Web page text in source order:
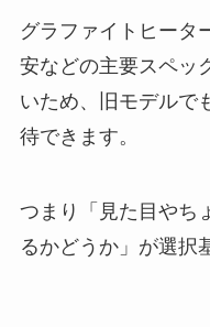
グラファイトヒータ
安などの主要スペッ
いため、旧モデルで
待できます。
つまり「見た目やち
るかどうか」が選択